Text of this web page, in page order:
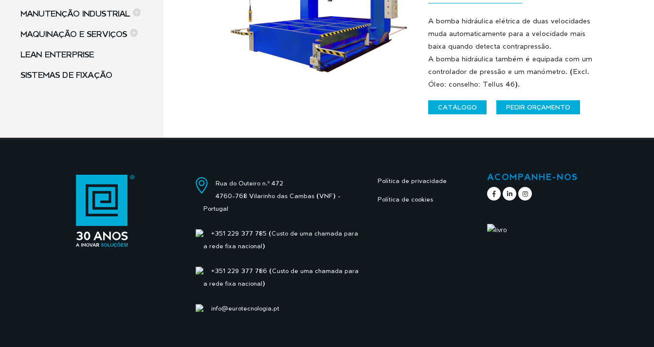
MANUTENÇÃO INDUSTRIAL
MAQUINAÇÃO E SERVIÇOS
LEAN ENTERPRISE
SISTEMAS DE FIXAÇÃO
A bomba hidráulica elétrica de duas velocidades
muda automaticamente para a velocidade mais
baixa quando detecta contrapressão.
A bomba hidráulica também é equipada com um
controlador de pressão e um manómetro. (Excl.
Óleo; conselho: Tellus 46).
CATÁLOGO PEDIR ORÇAMENTO
Rua do Outeiro n.º 472
4760-768 Vilarinho das Cambas (VNF) -
Portugal
+351 229 377 785 (Custo de uma chamada para
a rede fixa nacional)
+351 229 377 786 (Custo de uma chamada para
a rede fixa nacional)
info@eurotecnologia.pt
Política de privacidade
Política de cookies
ACOMPANHE-NOS